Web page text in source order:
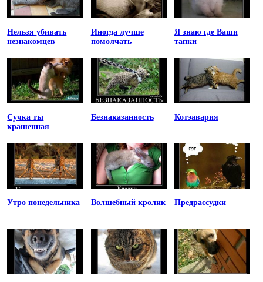
Нельзя убивать
незнакомцев
Иногда лучше
помолчать
Я знаю где Ваши
тапки
Сучка ты
крашенная
Безнаказанность Котэавария
Утро понедельника Волшебный кролик Предрассудки